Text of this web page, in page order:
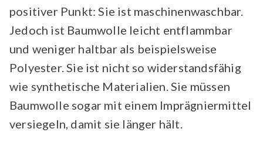
positiver Punkt: Sie ist maschinenwaschbar.
Jedoch ist Baumwolle leicht entflammbar
und weniger haltbar als beispielsweise
Polyester. Sie ist nicht so widerstandsfähig
wie synthetische Materialien. Sie müssen
Baumwolle sogar mit einem Imprägniermittel
versiegeln, damit sie länger hält.